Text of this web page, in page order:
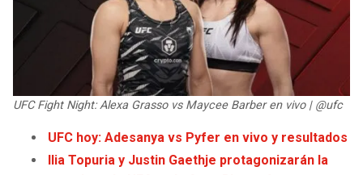
JAGUARS
WIZARDS
UFC Fight Night: Alexa Grasso vs Maycee Barber en vivo | @ufc
UFC hoy: Adesanya vs Pyfer en vivo y resultados
Ilia Topuria y Justin Gaethje protagonizarán la